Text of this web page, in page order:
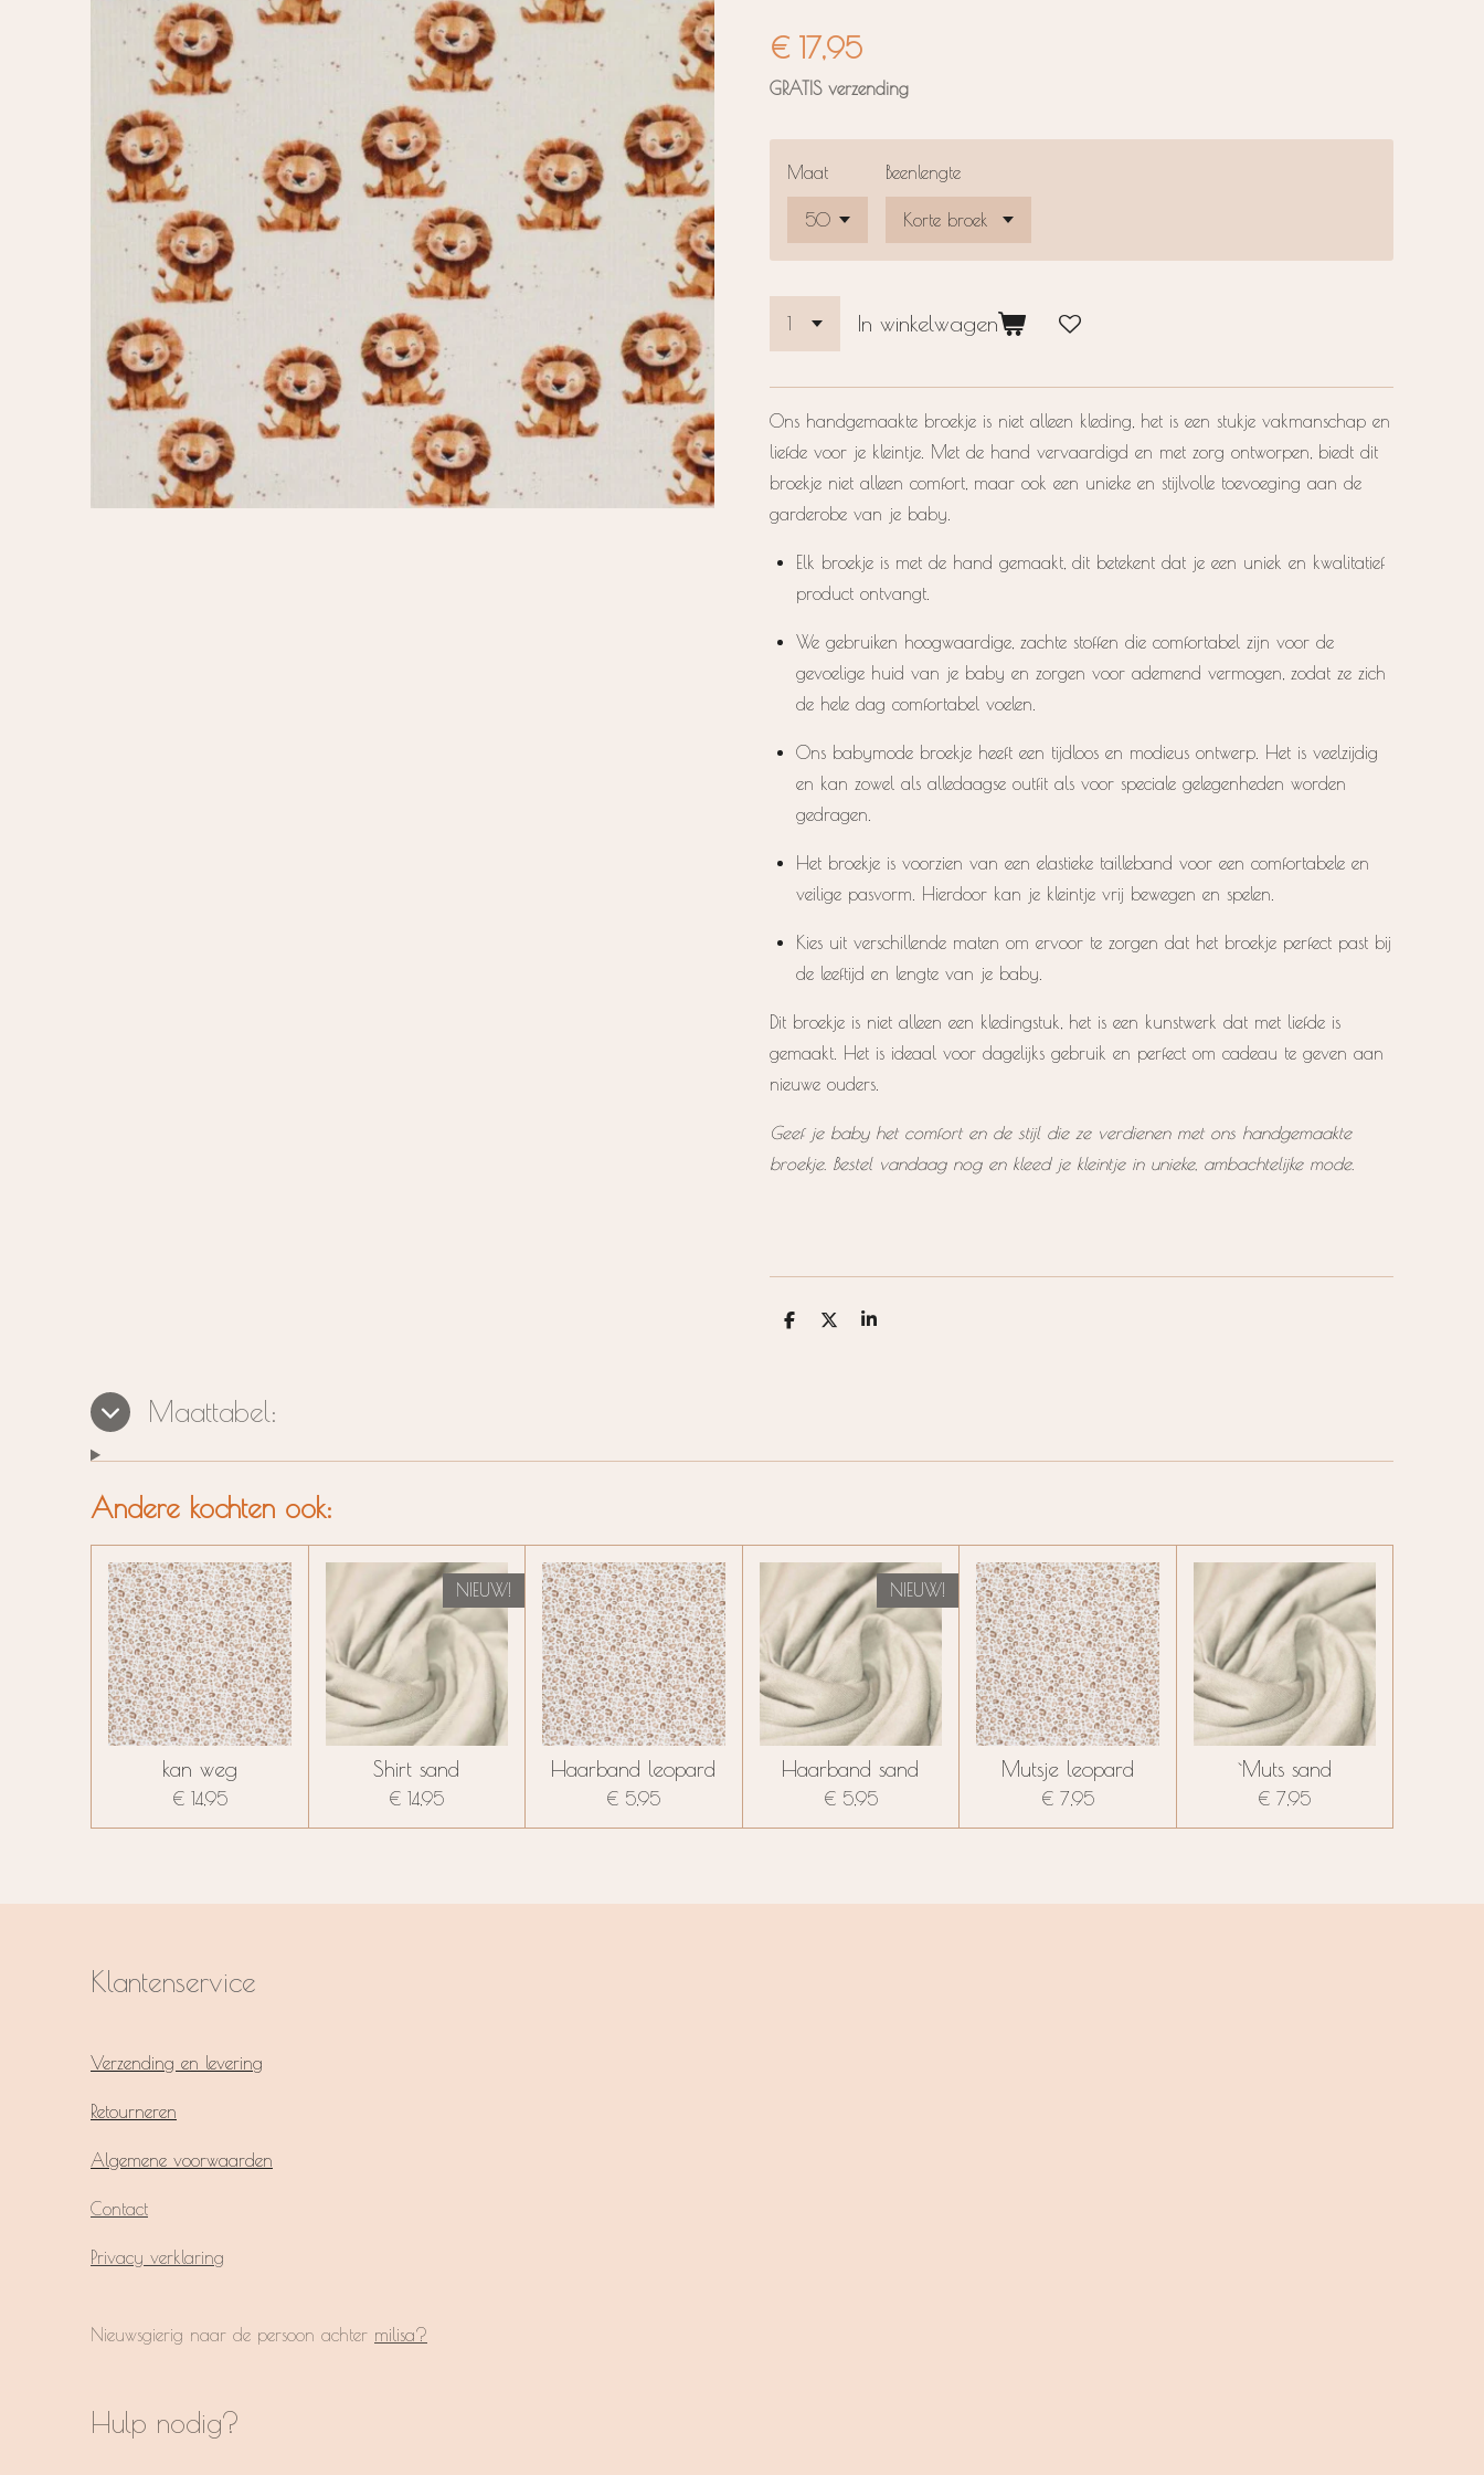
€ 17,95
GRATIS verzending
Maat Beenlengte
In winkelwagen
Ons handgemaakte broekje is niet alleen kleding, het is een stukje vakmanschap en
liefde voor je kleintje. Met de hand vervaardigd en met zorg ontworpen, biedt dit
broekje niet alleen comfort, maar ook een unieke en stijlvolle toevoeging aan de
garderobe van je baby.
Elk broekje is met de hand gemaakt, dit betekent dat je een uniek en kwalitatief
product ontvangt.
We gebruiken hoogwaardige, zachte stoffen die comfortabel zijn voor de
gevoelige huid van je baby en zorgen voor ademend vermogen, zodat ze zich
de hele dag comfortabel voelen.
Ons babymode broekje heeft een tijdloos en modieus ontwerp. Het is veelzijdig
en kan zowel als alledaagse outfit als voor speciale gelegenheden worden
gedragen.
Het broekje is voorzien van een elastieke tailleband voor een comfortabele en
veilige pasvorm. Hierdoor kan je kleintje vrij bewegen en spelen.
Kies uit verschillende maten om ervoor te zorgen dat het broekje perfect past bij
de leeftijd en lengte van je baby.
Dit broekje is niet alleen een kledingstuk, het is een kunstwerk dat met liefde is
gemaakt. Het is ideaal voor dagelijks gebruik en perfect om cadeau te geven aan
nieuwe ouders.
Geef je baby het comfort en de stijl die ze verdienen met ons handgemaakte
broekje. Bestel vandaag nog en kleed je kleintje in unieke, ambachtelijke mode.
D
D
S
Maattabel:
Andere kochten ook:
kan weg
€ 14,95
NIEUW!
Shirt sand
€ 14,95
Haarband leopard
€ 5,95
NIEUW!
Haarband sand
€ 5,95
Mutsje leopard
€ 7,95
`Muts sand
€ 7,95
Klantenservice
Verzending en levering
Retourneren
Algemene voorwaarden
Contact
Privacy verklaring
Nieuwsgierig naar de persoon achter milisa?
Hulp nodig?